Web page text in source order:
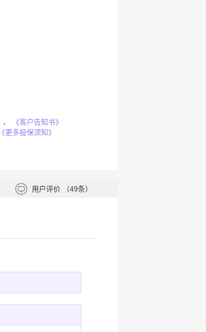
、
《客户告知书》
《更多投保须知》
用户评价 （49条）